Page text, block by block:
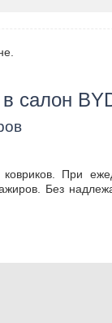
салон
При
Без